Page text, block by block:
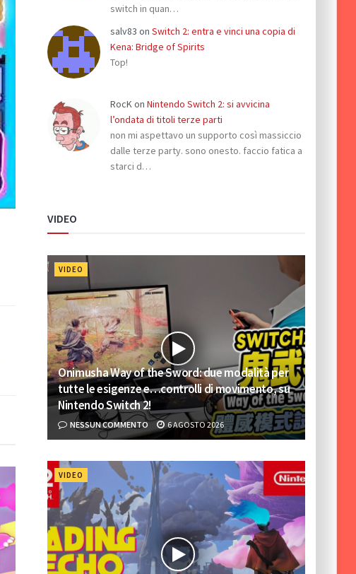
switch in quan…
salv83 on Switch 2: entra e vinci una copia di
Kena: Bridge of Spirits
Top!
RocKon Nintendo Switch 2: si avvicina
l’ondata di titoli terze parti
non mi aspettavo un supporto così massiccio
dalle terze party. sono onesto. faccio fatica a
starci d…
VIDEO
VIDEO
Onimusha Way of the Sword: due modalità per
tutte le esigenze e…controlli di movimento, su
Nintendo Switch 2!
NESSUN COMMENTO 6 AGOSTO 2026
VIDEO